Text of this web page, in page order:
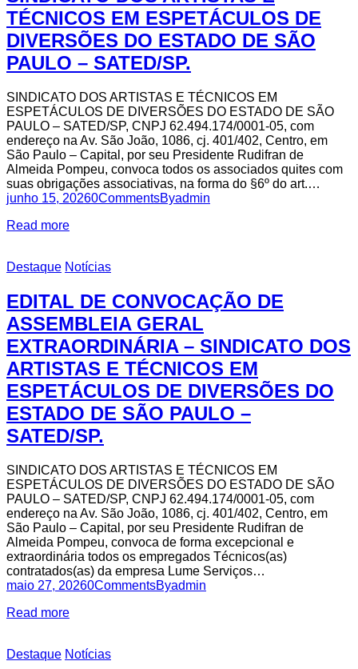
TÉCNICOS EM ESPETÁCULOS DE
DIVERSÕES DO ESTADO DE SÃO
PAULO – SATED/SP.
SINDICATO DOS ARTISTAS E TÉCNICOS EM
ESPETÁCULOS DE DIVERSÕES DO ESTADO DE SÃO
PAULO – SATED/SP, CNPJ 62.494.174/0001-05, com
endereço na Av. São João, 1086, cj. 401/402, Centro, em
São Paulo – Capital, por seu Presidente Rudifran de
Almeida Pompeu, convoca todos os associados quites com
suas obrigações associativas, na forma do §6º do art.…
junho 15, 20260CommentsByadmin
Read more
Destaque Notícias
EDITAL DE CONVOCAÇÃO DE
ASSEMBLEIA GERAL
EXTRAORDINÁRIA – SINDICATO DOS
ARTISTAS E TÉCNICOS EM
ESPETÁCULOS DE DIVERSÕES DO
ESTADO DE SÃO PAULO –
SATED/SP.
SINDICATO DOS ARTISTAS E TÉCNICOS EM
ESPETÁCULOS DE DIVERSÕES DO ESTADO DE SÃO
PAULO – SATED/SP, CNPJ 62.494.174/0001-05, com
endereço na Av. São João, 1086, cj. 401/402, Centro, em
São Paulo – Capital, por seu Presidente Rudifran de
Almeida Pompeu, convoca de forma excepcional e
extraordinária todos os empregados Técnicos(as)
contratados(as) da empresa Lume Serviços…
maio 27, 20260CommentsByadmin
Read more
Destaque Notícias